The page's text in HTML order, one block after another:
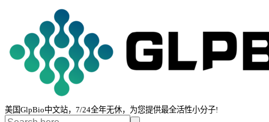
美国GlpBio中文站，7/24全年无休，为您提供最全活性小分子!